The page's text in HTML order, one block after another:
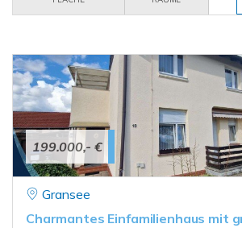
199.000,- €
Gransee
Charmantes Einfamilienhaus mit